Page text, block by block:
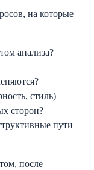
на которые
анализа?
стиль)
сторон?
пути
после